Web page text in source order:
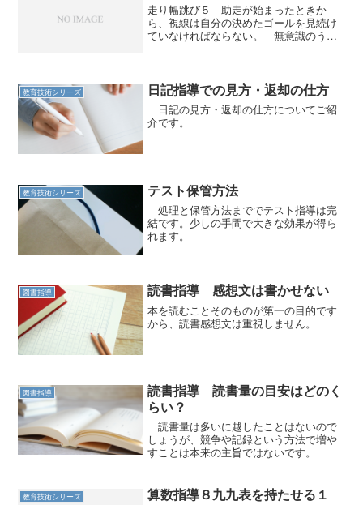
走り幅跳び５ 助走が始まったときか
ら、視線は自分の決めたゴールを見続け
ていなければならない。 無意識のうち
瞬間にゴールを見ることはでき...
教育技術シリーズ 日記指導での見方・返却の仕方
日記の見方・返却の仕方についてご紹
介です。
教育技術シリーズ テスト保管方法
処理と保管方法まででテスト指導は完
結です。少しの手間で大きな効果が得ら
れます。
図書指導 読書指導 感想文は書かせない
本を読むことそのものが第一の目的です
から、読書感想文は重視しません。
図書指導
読書指導 読書量の目安はどのく
らい？
読書量は多いに越したことはないので
しょうが、競争や記録という方法で増や
すことは本来の主旨ではないです。
教育技術シリーズ 算数指導８九九表を持たせる１